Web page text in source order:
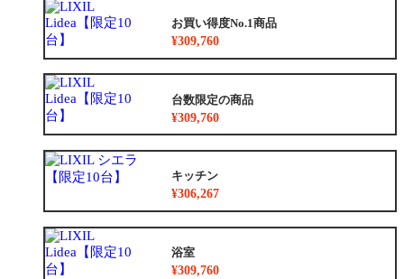
お買い得度No.1商品
¥309,760
台数限定の商品
¥309,760
キッチン
¥306,267
浴室
¥309,760